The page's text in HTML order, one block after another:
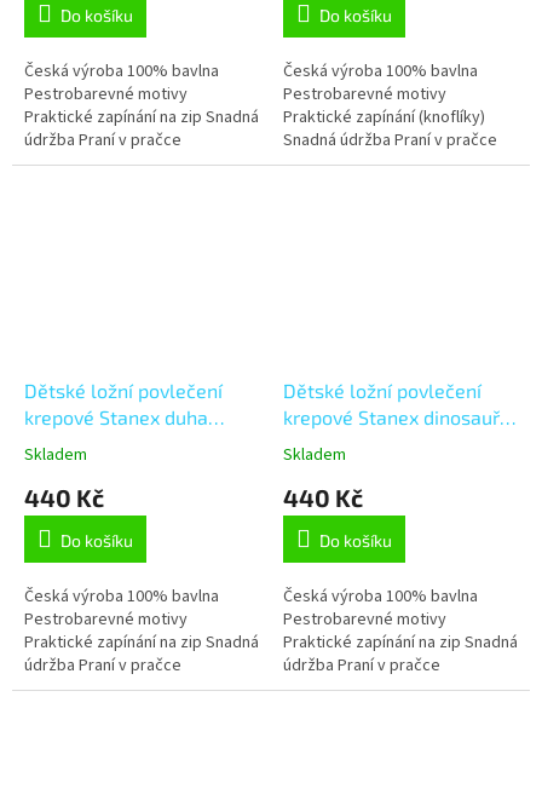
Do košíku
Česká výroba 100% bavlna
Pestrobarevné motivy
Praktické zapínání na zip Snadná
údržba Praní v pračce
Stálobarevnost Tvarová stálost
Do košíku
Česká výroba 100% bavlna
Pestrobarevné motivy
Praktické zapínání (knoflíky)
Snadná údržba Praní v pračce
Stálobarevnost Tvarová stálost
Dětské ložní povlečení
krepové Stanex duha
(LS411),
135 x 90 + 40 x 60, Zip
Skladem
440 Kč
Do košíku
Česká výroba 100% bavlna
Pestrobarevné motivy
Praktické zapínání na zip Snadná
údržba Praní v pračce
Stálobarevnost Tvarová stálost
Dětské ložní povlečení
krepové Stanex dinosauři
(LS410),
135 x 90 + 40 x 60, Zip
Skladem
440 Kč
Do košíku
Česká výroba 100% bavlna
Pestrobarevné motivy
Praktické zapínání na zip Snadná
údržba Praní v pračce
Stálobarevnost Tvarová stálost